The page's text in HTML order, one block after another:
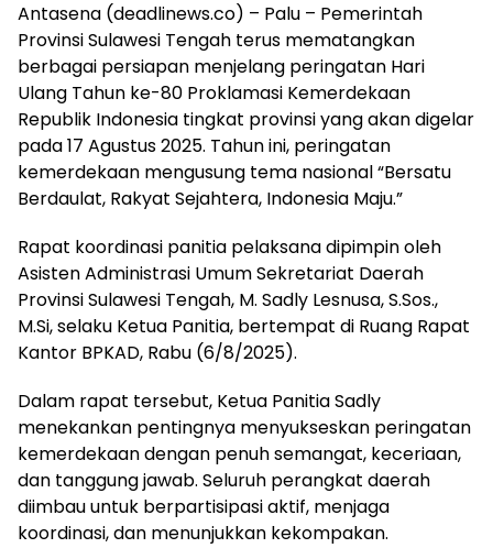
Antasena (deadlinews.co) – Palu – Pemerintah
Provinsi Sulawesi Tengah terus mematangkan
berbagai persiapan menjelang peringatan Hari
Ulang Tahun ke-80 Proklamasi Kemerdekaan
Republik Indonesia tingkat provinsi yang akan digelar
pada 17 Agustus 2025. Tahun ini, peringatan
kemerdekaan mengusung tema nasional “Bersatu
Berdaulat, Rakyat Sejahtera, Indonesia Maju.”
Rapat koordinasi panitia pelaksana dipimpin oleh
Asisten Administrasi Umum Sekretariat Daerah
Provinsi Sulawesi Tengah, M. Sadly Lesnusa, S.Sos.,
M.Si, selaku Ketua Panitia, bertempat di Ruang Rapat
Kantor BPKAD, Rabu (6/8/2025).
Dalam rapat tersebut, Ketua Panitia Sadly
menekankan pentingnya menyukseskan peringatan
kemerdekaan dengan penuh semangat, keceriaan,
dan tanggung jawab. Seluruh perangkat daerah
diimbau untuk berpartisipasi aktif, menjaga
koordinasi, dan menunjukkan kekompakan.